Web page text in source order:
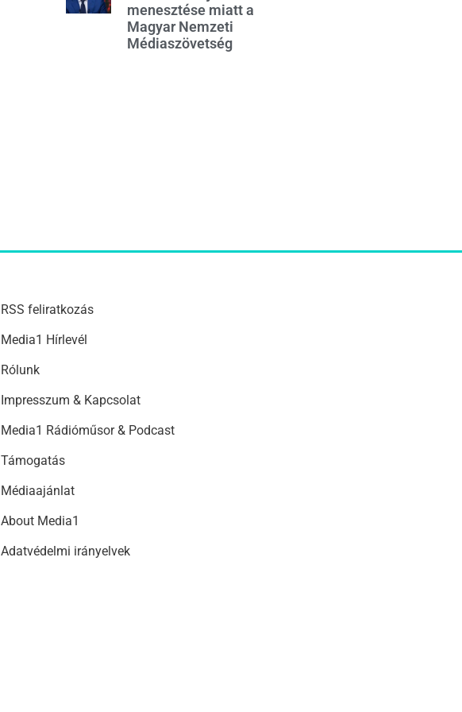
menesztése miatt a
Magyar Nemzeti
Médiaszövetség
RSS feliratkozás
Media1 Hírlevél
Rólunk
Impresszum & Kapcsolat
Media1 Rádióműsor & Podcast
Támogatás
Médiaajánlat
About Media1
Adatvédelmi irányelvek